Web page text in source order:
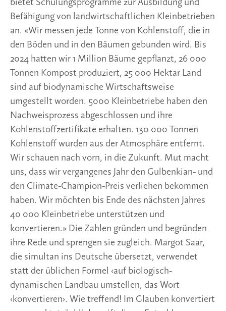
bietet Schulungsprogramme zur Ausbildung und
Befähigung von landwirtschaftlichen Kleinbetrieben
an. «Wir messen jede Tonne von Kohlenstoff, die in
den Böden und in den Bäumen gebunden wird. Bis
2024 hatten wir 1 Million Bäume gepflanzt, 26 000
Tonnen Kompost produziert, 25 000 Hektar Land
sind auf biodynamische Wirtschaftsweise
umgestellt worden. 5000 Kleinbetriebe haben den
Nachweisprozess abgeschlossen und ihre
Kohlenstoffzertifikate erhalten. 130 000 Tonnen
Kohlenstoff wurden aus der Atmosphäre entfernt.
Wir schauen nach vorn, in die Zukunft. Mut macht
uns, dass wir vergangenes Jahr den Gulbenkian- und
den Climate-Champion-Preis verliehen bekommen
haben. Wir möchten bis Ende des nächsten Jahres
40 000 Kleinbetriebe unterstützen und
konvertieren.» Die Zahlen gründen und begründen
ihre Rede und sprengen sie zugleich. Margot Saar,
die simultan ins Deutsche übersetzt, verwendet
statt der üblichen Formel ‹auf biologisch-
dynamischen Landbau umstellen, das Wort
‹konvertieren›. Wie treffend! Im Glauben konvertiert